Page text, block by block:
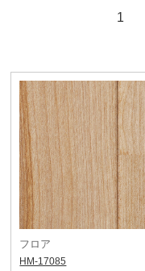
1
フロア
HM-17085